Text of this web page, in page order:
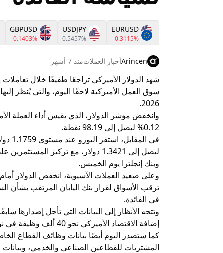
EURUSD
-0.3115%
USDJPY
0.5457%
GBPUSD
-0.1403%
Arincenأخبار العملاتمنذ 7 أشهر
شهد الدولار الأميركي تراجعًا طفيفًا خلال
سوق العمل الأميركية لاحقًا اليوم، والتي يُنظر
2026.
وانخفض مؤشر الدولار، الذي يقيس أداء العملة
0.12% ليصل إلى 98.19 نقطة.
ليصل إلى 1.3421 دولار، مع تركيز
وبنك إنجلترا يوم الخميس.
ترقب الأسواق لقرار بنك اليابان المرتقب بشأن
في الفائدة.
وتتجه الأنظار إلى البيانات التي تأجل إصدارها
إضافة الاقتصاد الأميركي نحو 40 ألف وظيفة في نوفمبر، مع استقرار معدل البطالة عند 4.4%.
كما ستصدر اليوم أيضًا بيانات وظائف القطاع
المشتريات للقطاعين الصناعي والخدمي،